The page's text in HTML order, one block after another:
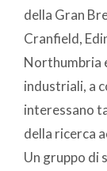
della Gran
Cranfield,
Northumbria
industriali, a
interessano
della ricerca
Un gruppo di